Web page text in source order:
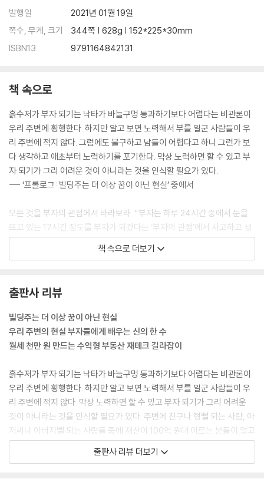
똘똘한 월세 수입을 바란다면 구분상가 투자
PART7. 빌딩 재테크 필수지식
부동산이 매월 벌어들이는 수입, 임대료
리모델링 및 증축할 때 따져봐야 할 용적률
대지면적에 대한 바닥면적의 비율, 건폐율
짚고 넘어가야 할 기타 필수지식
상권의 가치를 가늠하는 척도 역할, 권리금
토지이용계획확인원에서 볼 수 있는 지구단위계획구역
소개받은 건물이 위반건축물이라면?
건물주에게 도움이 되는 건물관리 노하우
PART8. 빌딩 투자가치 유망지역 7선
당인리 문화체육공원을 품은 합정·상수역세권
잠실 관광특구의 스타 송리단길
칙칙한 인쇄골목에서 예술이 흐르는 힙지로상권
젊음이 넘치는 가성비 최고상권 샤로수길
서북권의 우량주 연신내 로데오거리
에필로그 부동산 정책과 재테크에 대한 단상
발행일
2021년 01월 19일
쪽수, 무게, 크기
344쪽 | 628g | 152*225*30mm
ISBN13
9791164842131
책 속으로
흙수저가 부자 되기는 낙타가 바늘구멍 통과하기보다 어렵다는 비관론이
우리 주변에 횡행한다. 하지만 알고 보면 노력해서 부를 일군 사람들이 우
리 주변에 적지 않다. 그럼에도 불구하고 남들이 어렵다고 하니 그런가 보
다 생각하고 애초부터 노력하기를 포기한다. 막상 노력하면 할 수 있고 부
자 되기가 그리 어려운 것이 아니라는 것을 인식할 필요가 있다.
--- ‘프롤로그: 빌딩주는 더 이상 꿈이 아닌 현실’ 중에서
모든 것을 부자의 관점에서 바라보라. “부자는 하루 24시간 중에서 눈을
뜨고 있는 17시간 정도를 부자가 되겠다는 ‘부자의 관점’에서 사고하고 생
활한다. 일반인은 하루에 1시간도 부자의 관점에 투자하지 않는다.” 부자
가 되고자 한다면 언제까지 얼마를 모으겠다는 구체적인 스케줄을 세워야
건 매달 월급에서 200만 원을 떼어놓는 것에서 시작해야 할 것이다. 보다
일찍 돈에 눈뜨고 부자를 목표로 삼고 나아갈수록 부자가 되는 속도나 크
기는 그만큼 커진다는 게 부자 연구가들 사이의 통설이다.
--- ‘부자가 되는 가장 현실적인 방법’ 중에서
이 분은 1996년도에 부동산 투자에 입문했는데 초기에는 소형 아파트 경
매와 분양권에 투자했다. 2007년도에는 신용대출로 마련한 1억 5,000만
원으로 소형 아파트 갭 투자를 시작했다. 그 당시 서울 시내에서 최소한의
돈으로 3,000만 원이라는 가장 작은 갭 수익을 목표에 두고 아파트 투자
를 할 수 있는 지역을 고르다 보니 도봉구 창동뿐이었다. 17평짜리 아파트
시세가 9,000만 원이었고 전세가 6,000만 원 선이었기에 채당 3,000만
원 수익을 목표로 갭 투자를 시작할 수 있었다. 일단 투자지역과 평형이 결
책 속으로 더보기
출판사 리뷰
빌딩주는 더 이상 꿈이 아닌 현실
우리 주변의 현실 부자들에게 배우는 신의 한 수
월세 천만 원 만드는 수익형 부동산 재테크 길라잡이
흙수저가 부자 되기는 낙타가 바늘구멍 통과하기보다 어렵다는 비관론이
우리 주변에 횡행한다. 하지만 알고 보면 노력해서 부를 일군 사람들이 우
리 주변에 적지 않다. 막상 노력하면 할 수 있고 부자 되기가 그리 어려운
것이 아니라는 것을 인식할 필요가 있다. 주변에 친구나 형뻘 되는 사람, 아
저씨나 아버지뻘 되는 사람들 중에 재산이 100억 원대 이르는 분들이 알고
보면 희귀할 정도가 아니라 제법 있다. 이 책은 지극히 평범해 보이는 그들
을 부자로 만들어준 마인드와 실제 재산 축적 과정을 살펴보는 것에서 시
출판사 리뷰 더보기